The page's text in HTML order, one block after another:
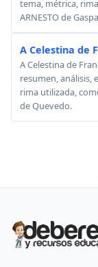
tema, métrica,
ARNESTO de
A Celestina de
A Celestina de
resumen, análisis,
rima utilizada,
de Quevedo.